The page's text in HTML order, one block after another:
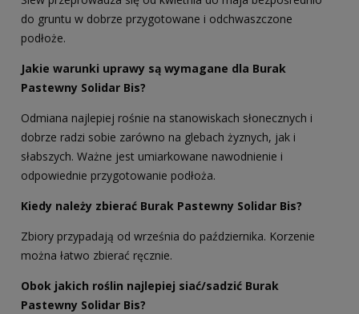
do gruntu w dobrze przygotowane i odchwaszczone
podłoże.
Jakie warunki uprawy są wymagane dla Burak
Pastewny Solidar Bis?
Odmiana najlepiej rośnie na stanowiskach słonecznych i
dobrze radzi sobie zarówno na glebach żyznych, jak i
słabszych. Ważne jest umiarkowane nawodnienie i
odpowiednie przygotowanie podłoża.
Kiedy należy zbierać Burak Pastewny Solidar Bis?
Zbiory przypadają od września do października. Korzenie
można łatwo zbierać ręcznie.
Obok jakich roślin najlepiej siać/sadzić Burak
Pastewny Solidar Bis?